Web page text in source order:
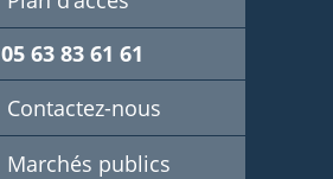
05 63 83 61 61
Contactez-nous
Marchés publics